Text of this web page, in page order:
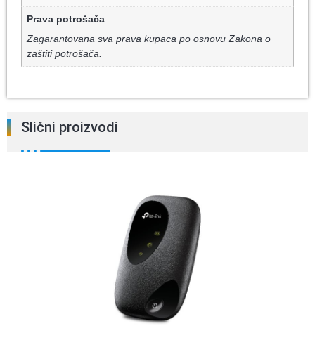
Prava potrošača
Zagarantovana sva prava kupaca po osnovu Zakona o
zaštiti potrošača.
Slični proizvodi